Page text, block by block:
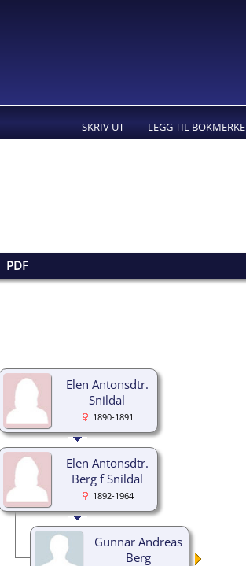
SKRIV UT LEGG TIL BOKMERKE
PDF
Elen Antonsdtr.
Snildal
1890-1891
Elen Antonsdtr.
Berg f Snildal
1892-1964
Gunnar Andreas
Berg